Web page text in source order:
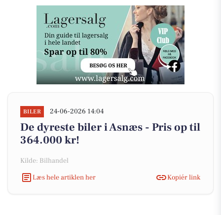
BILER 24-06-2026 14:04
De dyreste biler i Asnæs - Pris op til
364.000 kr!
Kilde: Bilhandel
Læs hele artiklen her
Kopiér link